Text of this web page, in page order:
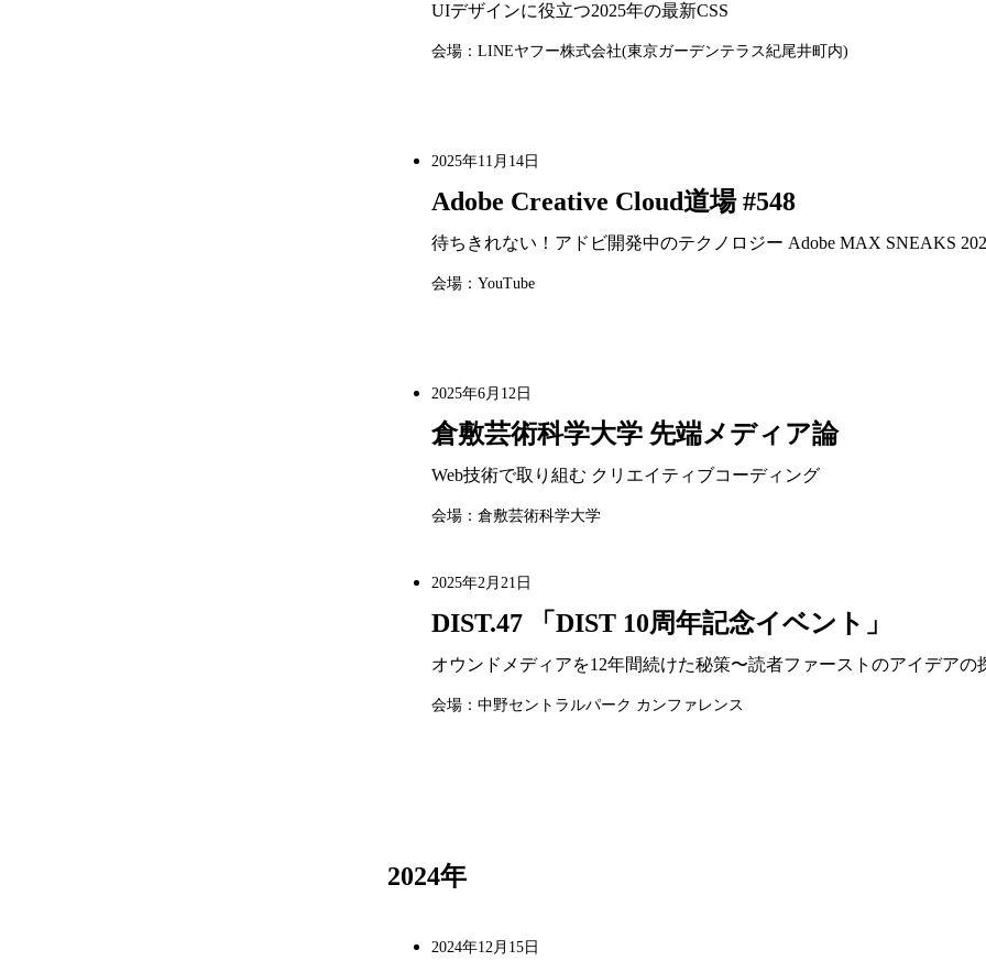
UIデザインに役立つ2025年の最新CSS
会場：LINEヤフー株式会社(東京ガーデンテラス紀尾井町内)
2025年11月14日
Adobe Creative Cloud道場 #548
待ちきれない！アドビ開発中のテクノロジー Adobe MAX SNEAKS
会場：YouTube
2025年6月12日
倉敷芸術科学大学 先端メディア論
Web技術で取り組む クリエイティブコーディング
会場：倉敷芸術科学大学
2025年2月21日
DIST.47 「DIST 10周年記念イベント」
オウンドメディアを12年間続けた秘策〜読者ファーストのアイデアの
会場：中野セントラルパーク カンファレンス
2024年
2024年12月15日